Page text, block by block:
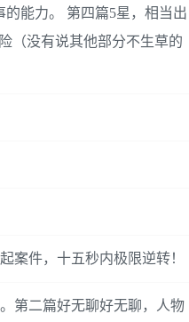
能力。 第四篇5星，相当出
（没有说其他部分不生草的
案件，十五秒内极限逆转！
第二篇好无聊好无聊，人物